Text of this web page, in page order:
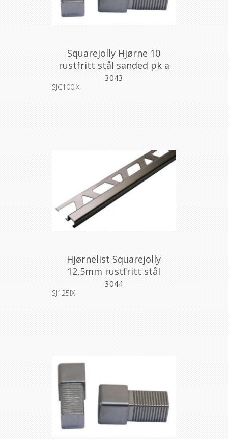
Squarejolly Hjørne 10
rustfritt stål sanded pk a
2stk
3043
SJC100IX
Hjørnelist Squarejolly
12,5mm rustfritt stål
sanded 2,7m
3044
SJ125IX